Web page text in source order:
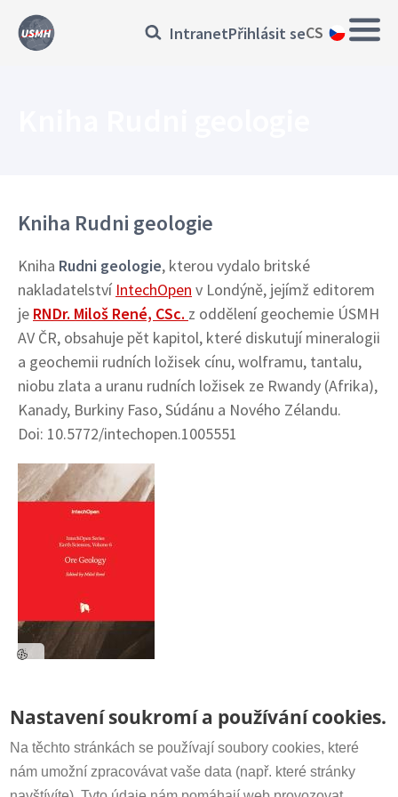
Přejít
Main
Přihlásit
IntranetPřihlásit seCS
Kniha Rudni geologie
Kniha Rudni geologie, kterou vydalo britské
nakladatelství IntechOpen v Londýně, jejímž editorem
je RNDr. Miloš René, CSc. z oddělení geochemie ÚSMH
AV ČR, obsahuje pět kapitol, které diskutují mineralogii
a geochemii rudních ložisek cínu, wolframu, tantalu,
niobu zlata a uranu rudních ložisek ze Rwandy (Afrika),
Kanady, Burkiny Faso, Súdánu a Nového Zélandu.
Doi: 10.5772/intechopen.1005551
www.intechopen.com/books/1004256
Datum
St, 04/30/2025 - 00:00
Kategorie
Sekretariát:+420 266 009 318
irsm@irsm.cas.cz
Nastavení soukromí a používání cookies.
Na těchto stránkách se používají soubory cookies, které
nám umožní zpracovávat vaše data (např. které stránky